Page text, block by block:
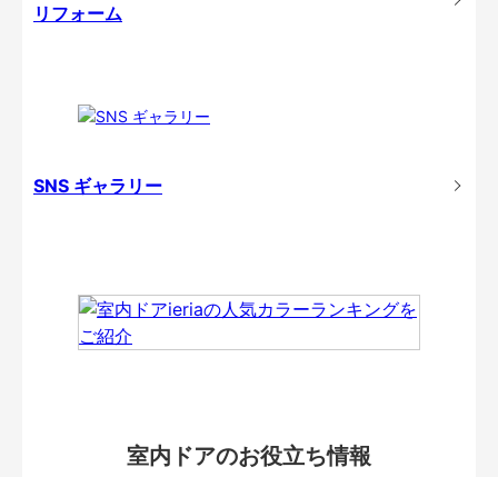
リフォーム
SNS ギャラリー
室内ドアのお役立ち情報